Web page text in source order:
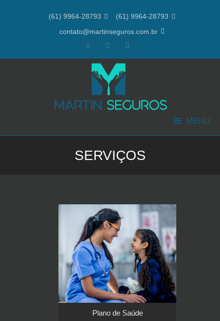
(61) 9964-28793  (61) 9964-28793 
contato@martinseguros.com.br
 
MENU
SERVIÇOS
Plano de Saúde